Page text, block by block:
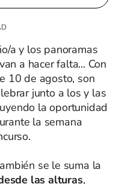
a y los panoramas
a hacer falta... Con
10 de agosto, son
junto a los y las
la oportunidad
la semana
se le suma la
las alturas,